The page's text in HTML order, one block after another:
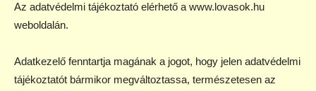
Az adatvédelmi tájékoztató elérhető a www.lovasok.hu
weboldalán.
Adatkezelő fenntartja magának a jogot, hogy jelen adatvédelmi
tájékoztatót bármikor megváltoztassa, természetesen az